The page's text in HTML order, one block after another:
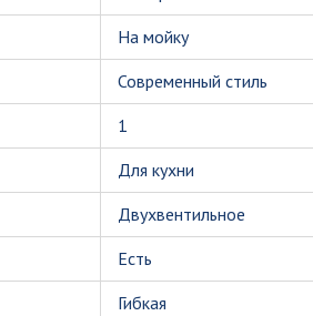
На мойку
Современный стиль
1
Для кухни
Двухвентильное
Есть
Гибкая